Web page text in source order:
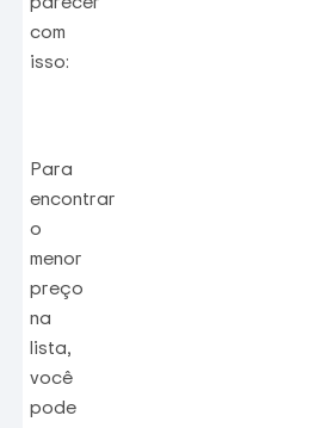
com
isso:
Para
encontrar
o
menor
preço
na
lista,
você
pode